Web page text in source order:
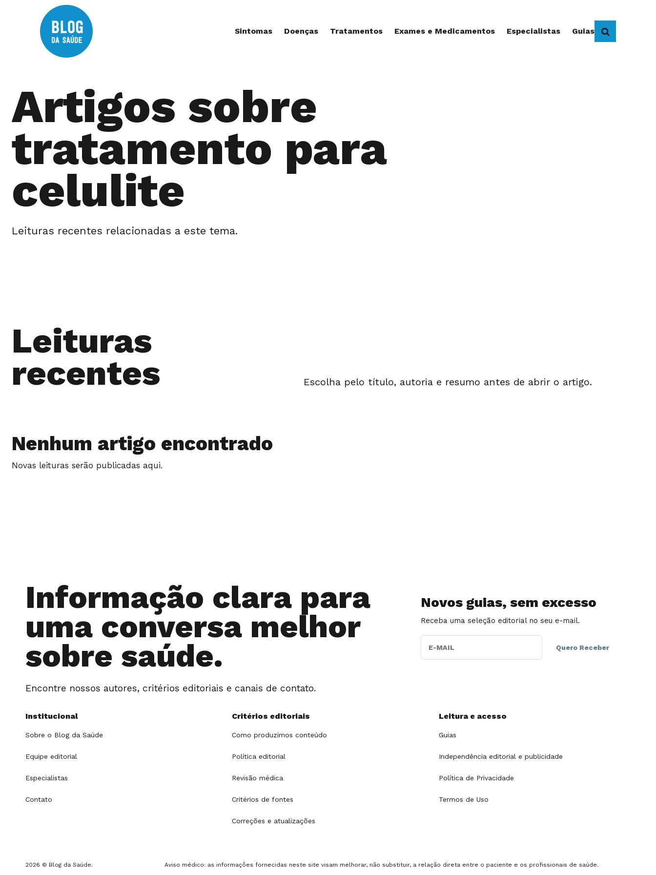
Sintomas Doenças Tratamentos Exames e Medicamentos Especialistas Guias BUSCAR
Artigos sobre
tratamento para
celulite
Leituras recentes relacionadas a este tema.
Leituras
recentes
Escolha pelo título, autoria e resumo antes de abrir o artigo.
Nenhum artigo encontrado
Novas leituras serão publicadas aqui.
Informação clara para
uma conversa melhor
sobre saúde.
Encontre nossos autores, critérios editoriais e canais de contato.
Novos guias, sem excesso
Receba uma seleção editorial no seu e-mail.
Institucional
Sobre o Blog da Saúde
Equipe editorial
Especialistas
Contato
Critérios editoriais
Como produzimos conteúdo
Política editorial
Revisão médica
Critérios de fontes
Correções e atualizações
Leitura e acesso
Guias
Independência editorial e publicidade
Política de Privacidade
Termos de Uso
2026 © Blog da Saúde. Aviso médico: as informações fornecidas neste site visam melhorar, não substituir, a relação direta entre o paciente e os profissionais de saúde.